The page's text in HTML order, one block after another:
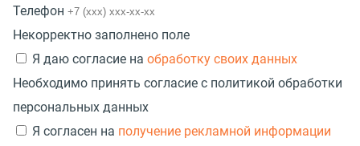
Телефон
Некорректно заполнено поле
Я даю согласие на обработку своих данных
Необходимо принять согласие с политикой обработки
персональных данных
Я согласен на получение рекламной информации